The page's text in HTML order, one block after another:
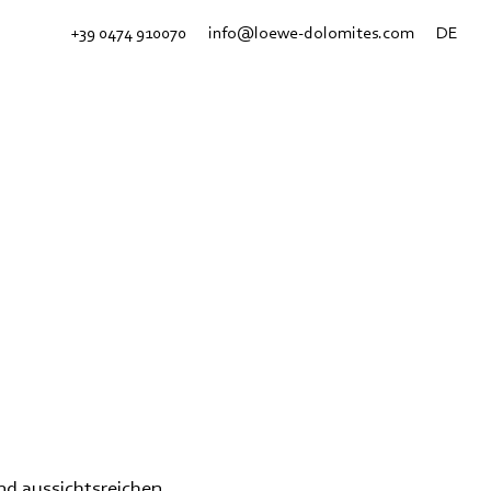
+39 0474 910070 info@loewe-dolomites.com DE